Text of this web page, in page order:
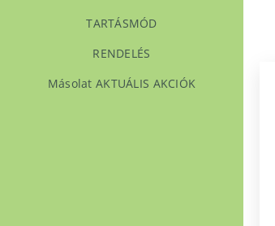
TARTÁSMÓD
RENDELÉS
Másolat AKTUÁLIS AKCIÓK